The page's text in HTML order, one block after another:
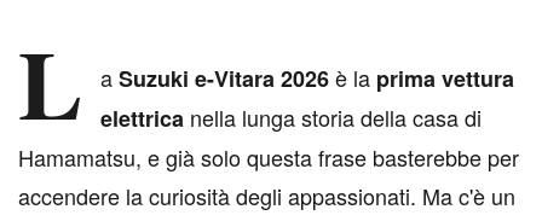
L aSuzuki e-Vitara 2026è la prima vettura
elettrica nella lunga storia della casa di
Hamamatsu, e già solo questa frase basterebbe per
accendere la curiosità degli appassionati. Ma c'è un